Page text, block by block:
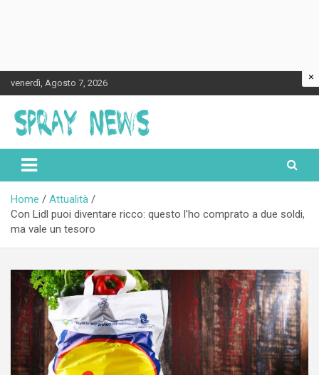
to
content
venerdì, Agosto 7, 2026
Spraynews.it
Home
Attualità
Con Lidl puoi diventare ricco: questo l’ho comprato a due soldi,
ma vale un tesoro
×